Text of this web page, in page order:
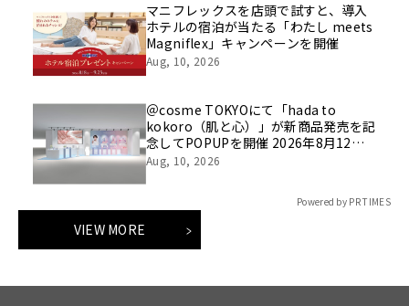
マニフレックスを店頭で試すと、導入
ホテルの宿泊が当たる「わたし meets
Magniflex」キャンペーンを開催
Aug, 10, 2026
＠cosme TOKYOにて「hada to
kokoro（肌と心）」が新商品発売を記
念してPOPUPを開催 2026年8月12日
(水)から2026年8月18日(火)
Aug, 10, 2026
Powered by PR TIMES
VIEW MORE